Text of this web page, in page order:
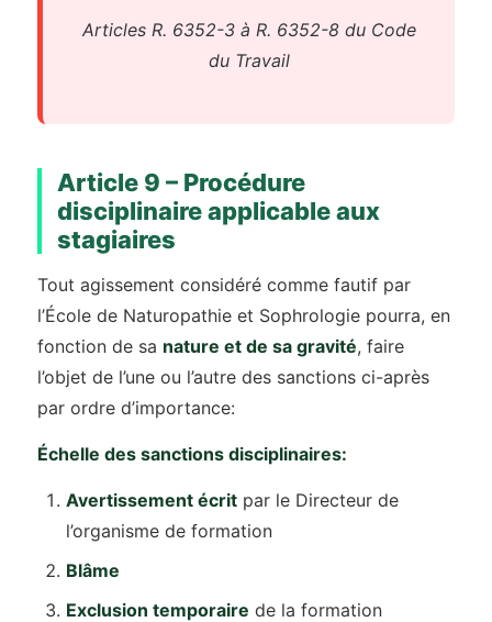
Articles R. 6352-3 à R. 6352-8 du Code
du Travail
Article 9 – Procédure
disciplinaire applicable aux
stagiaires
Tout agissement considéré comme fautif par
l’École de Naturopathie et Sophrologie pourra, en
fonction de sa nature et de sa gravité, faire
l’objet de l’une ou l’autre des sanctions ci-après
par ordre d’importance:
Échelle des sanctions disciplinaires:
Avertissement écrit par le Directeur de
l’organisme de formation
Blâme
Exclusion temporaire de la formation